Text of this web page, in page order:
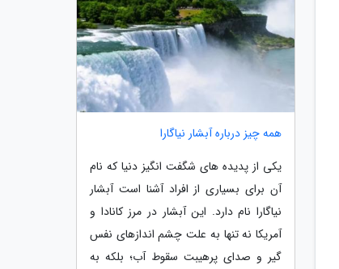
همه چیز درباره آبشار نیاگارا
یکی از پدیده های شگفت انگیز دنیا که نام
آن برای بسیاری از افراد آشنا است آبشار
نیاگارا نام دارد. این آبشار در مرز کانادا و
آمریکا نه تنها به علت چشم اندازهای نفس
گیر و صدای پرهیبت سقوط آب؛ بلکه به